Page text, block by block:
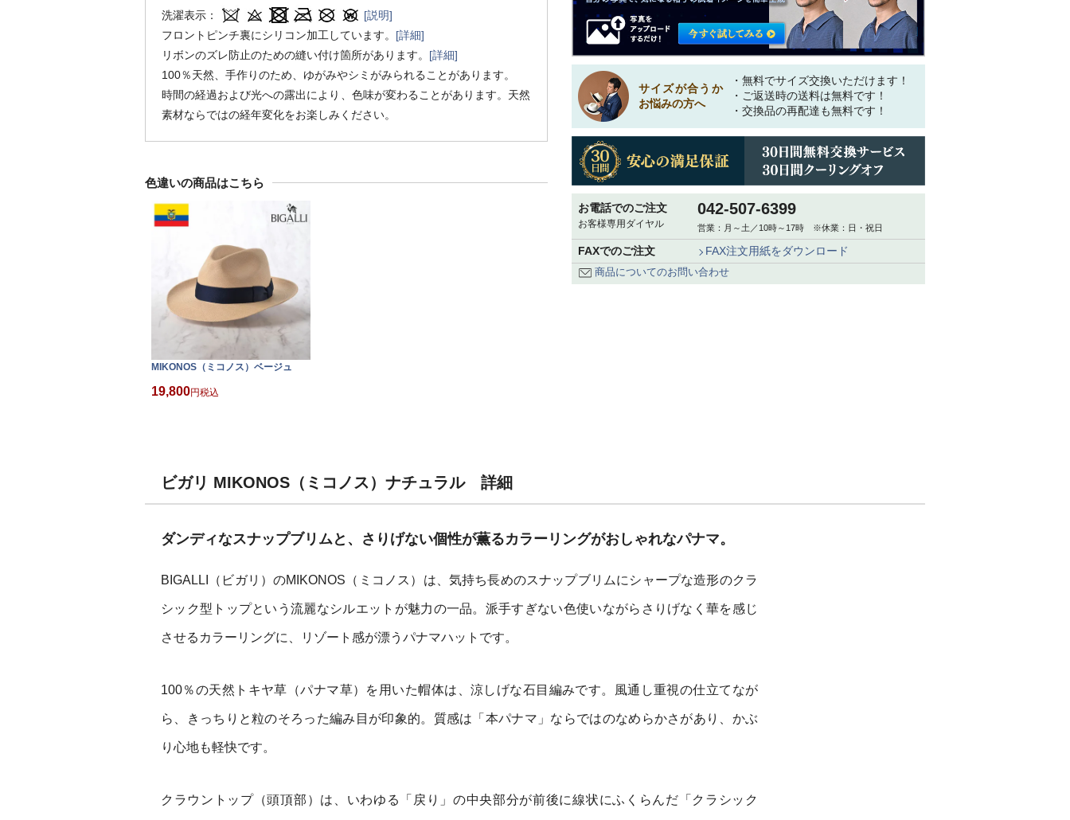
洗濯表示：
[説明]
フロントピンチ裏にシリコン加工しています。 [詳細]
リボンのズレ防止のための縫い付け箇所があります。 [詳細]
100％天然、手作りのため、ゆがみやシミがみられることがあります。
時間の経過および光への露出により、色味が変わることがあります。天然
素材ならではの経年変化をお楽しみください。
色違いの商品はこちら
MIKONOS（ミコノス）ベージュ
19,800 税込
サイズが合うか
お悩みの方へ
・無料でサイズ交換いただけます！
・ご返送時の送料は無料です！
・交換品の再配達も無料です！
お電話でのご注文
お客様専用ダイヤル
042-507-6399
営業：月～土／10時～17時 ※休業：日・祝日
FAXでのご注文 FAX注文用紙をダウンロード
商品についてのお問い合わせ
ビガリ MIKONOS（ミコノス）ナチュラル 詳細
ダンディなスナップブリムと、さりげない個性が薫るカラーリングがおしゃれなパナマ。
BIGALLI（ビガリ）のMIKONOS（ミコノス）は、気持ち長めのスナップブリムにシャープな造形のクラ
シック型トップという流麗なシルエットが魅力の一品。派手すぎない色使いながらさりげなく華を感じ
させるカラーリングに、リゾート感が漂うパナマハットです。
100％の天然トキヤ草（パナマ草）を用いた帽体は、涼しげな石目編みです。風通し重視の仕立てなが
ら、きっちりと粒のそろった編み目が印象的。質感は「本パナマ」ならではのなめらかさがあり、かぶ
り心地も軽快です。
クラウントップ（頭頂部）は、いわゆる「戻り」の中央部分が前後に線状にふくらんだ「クラシック